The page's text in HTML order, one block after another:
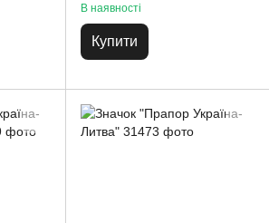
В наявності
Купити